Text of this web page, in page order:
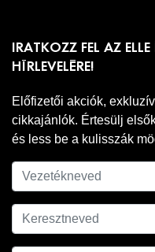
IRATKOZZ FEL AZ
HÍRLEVELÉRE!
Előfizetői akciók,
cikkajánlók. Értesülj
és less be a kulisszák